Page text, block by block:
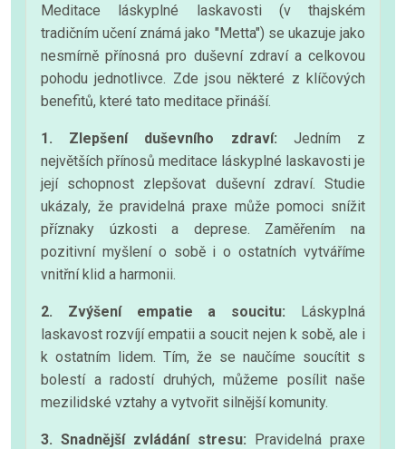
Meditace láskyplné laskavosti (v thajském
tradičním učení známá jako "Metta") se ukazuje jako
nesmírně přínosná pro duševní zdraví a celkovou
pohodu jednotlivce. Zde jsou některé z klíčových
benefitů, které tato meditace přináší.
1. Zlepšení duševního zdraví: Jedním z
největších přínosů meditace láskyplné laskavosti je
její schopnost zlepšovat duševní zdraví. Studie
ukázaly, že pravidelná praxe může pomoci snížit
příznaky úzkosti a deprese. Zaměřením na
pozitivní myšlení o sobě i o ostatních vytváříme
vnitřní klid a harmonii.
2. Zvýšení empatie a soucitu: Láskyplná
laskavost rozvíjí empatii a soucit nejen k sobě, ale i
k ostatním lidem. Tím, že se naučíme soucítit s
bolestí a radostí druhých, můžeme posílit naše
mezilidské vztahy a vytvořit silnější komunity.
3. Snadnější zvládání stresu: Pravidelná praxe